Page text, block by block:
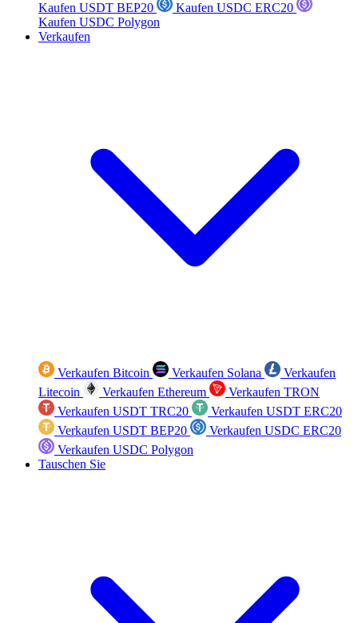
Kaufen USDT BEP20
Kaufen USDC ERC20
Kaufen USDC Polygon
Verkaufen
Verkaufen Bitcoin Verkaufen Solana
Verkaufen
Litecoin
Verkaufen Ethereum
Verkaufen TRON
Verkaufen USDT TRC20
Verkaufen USDT ERC20
Verkaufen USDT BEP20
Verkaufen USDC ERC20
Verkaufen USDC Polygon
Tauschen Sie